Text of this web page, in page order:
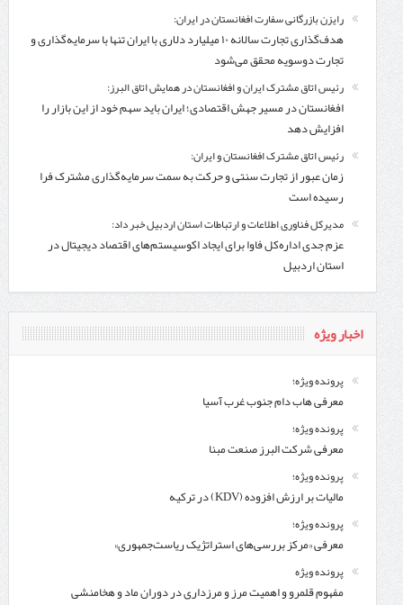
رایزن بازرگانی سفارت افغانستان در ایران:
هدف‌گذاری تجارت سالانه ۱۰ میلیارد دلاری با ایران تنها با سرمایه‌گذاری و
تجارت دوسویه محقق می‌شود
رئیس اتاق مشترک ایران و افغانستان در همایش اتاق البرز:
افغانستان در مسیر جهش اقتصادی؛ ایران باید سهم خود از این بازار را
افزایش دهد
رئیس اتاق مشترک افغانستان و ایران:
زمان عبور از تجارت سنتی و حرکت به سمت سرمایه‌گذاری مشترک فرا
رسیده است
مدیرکل فناوری اطلاعات و ارتباطات استان اردبیل خبر داد:
عزم جدی اداره‌کل فاوا برای ایجاد اکوسیستم‌های اقتصاد دیجیتال در
استان اردبیل
اخبار ویژه
پرونده ویژه؛
معرفی هاب دام جنوب غرب آسیا
پرونده ویژه؛
معرفی شركت البرز صنعت مبنا
پرونده ویژه؛
مالیات بر ارزش افزوده (KDV) در ترکیه
پرونده ویژه؛
معرفی «مرکز بررسی‌های استراتژیک ریاست‌جمهوری»
پرونده ویژه
مفهوم قلمرو و اهمیت مرز و مرزداری در دوران ماد و هخامنشی